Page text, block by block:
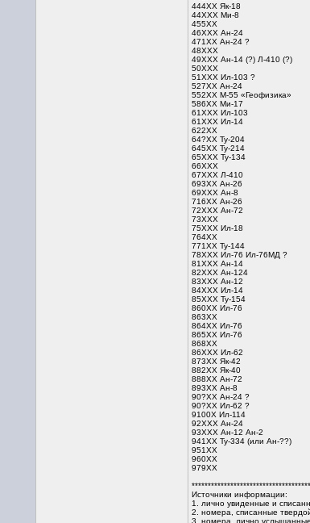
444ХХ Як-18
44ХХХ Ми-8
455ХХ
46ХХХ Ан-24
471ХХ Ан-24 ?
48ХХХ
49ХХХ Ан-14 (?) Л-410 (?)
50ХХХ
51ХХХ Ил-103 ?
527ХХ Ан-24
552ХХ М-55 «Геофизика»
586ХХ Ми-17
61ХХХ Ил-103
61ХХХ Ил-14
622ХХ
64?ХХ Ту-204
645ХХ Ту-214
65ХХХ Ту-134
66ХХХ
67ХХХ Л-410
693ХХ Ан-26
69ХХХ Ан-8
716ХХ Ан-26
72ХХХ Ан-72
73ХХХ
75ХХХ Ил-18
764ХХ
771ХХ Ту-144
78ХХХ Ил-76 Ил-76МД ?
81ХХХ Ан-14
82ХХХ Ан-124
83ХХХ Ан-12
84ХХХ Ил-14
85ХХХ Ту-154
860ХХ Ил-76
863ХХ
864ХХ Ил-76
865ХХ Ил-76
868ХХ
86ХХХ Ил-62
873ХХ Як-42
882ХХ Як-40
888ХХ Ан-72
893ХХ Ан-8
90?ХХ Ан-24 ?
90?ХХ Ил-62 ?
9100Х Ил-114
92ХХХ Ан-24
93ХХХ Ан-12 Ан-2
941ХХ Ту-334 (или Ан-??)
951ХХ
960ХХ
979ХХ
Источники информации:
1. лично увиденные и
2. номера, списанные
3. номера, лично